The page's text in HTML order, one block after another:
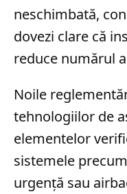
neschimbată,
dovezi clare că
reduce numărul
Noile
tehnologiilor de
elementelor
sistemele
urgență sau